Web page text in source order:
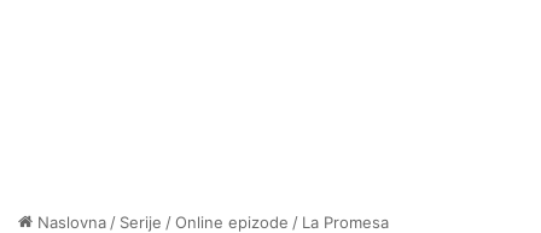
Naslovna / Serije /Online epizode / La Promesa